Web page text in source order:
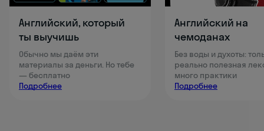
Английский, который
ты выучишь
Обычно мы даём эти
материалы за деньги. Но тебе
— бесплатно
Подробнее
Английский на
чемоданах
Без воды и духоты:
реально полезная
много практики
Подробнее